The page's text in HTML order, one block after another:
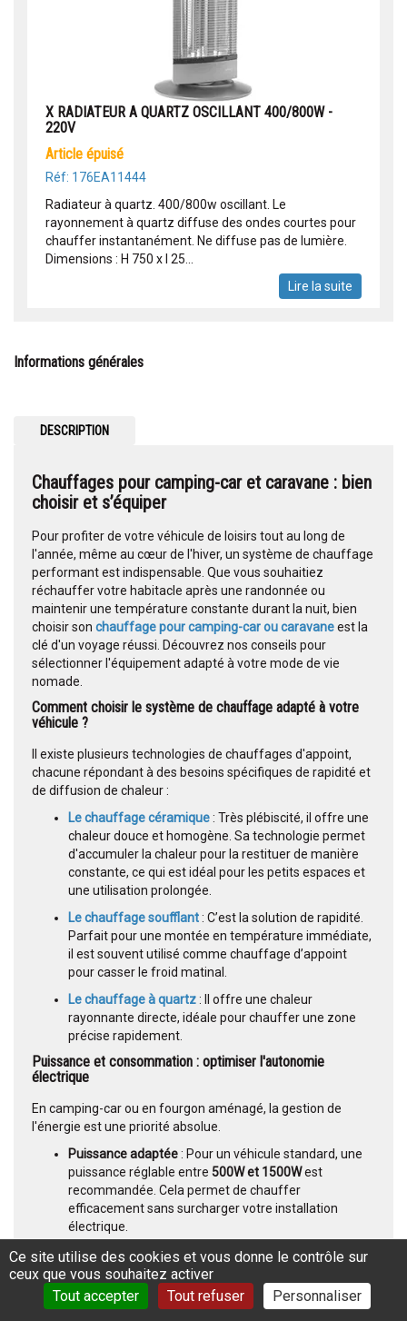
X RADIATEUR A QUARTZ OSCILLANT 400/800W -
220V
article épuisé
Réf: 176EA11444
Radiateur à quartz. 400/800w oscillant. Le
rayonnement à quartz diffuse des ondes courtes pour
chauffer instantanément. Ne diffuse pas de lumière.
Dimensions : H 750 x I 25...
Lire la suite
Informations générales
DESCRIPTION
Chauffages pour camping-car et caravane : bien
choisir et s’équiper
Pour profiter de votre véhicule de loisirs tout au long de
l'année, même au cœur de l'hiver, un système de chauffage
performant est indispensable. Que vous souhaitiez
réchauffer votre habitacle après une randonnée ou
maintenir une température constante durant la nuit, bien
choisir son chauffage pour camping-car ou caravaneest la
clé d'un voyage réussi. Découvrez nos conseils pour
sélectionner l'équipement adapté à votre mode de vie
nomade.
Comment choisir le système de chauffage adapté à votre
véhicule ?
Il existe plusieurs technologies de chauffages d'appoint,
chacune répondant à des besoins spécifiques de rapidité et
de diffusion de chaleur :
Le chauffage céramique: Très plébiscité, il offre une
chaleur douce et homogène. Sa technologie permet
d'accumuler la chaleur pour la restituer de manière
constante, ce qui est idéal pour les petits espaces et
une utilisation prolongée.
Le chauffage soufflant: C’est la solution de rapidité.
Parfait pour une montée en température immédiate,
il est souvent utilisé comme chauffage d’appoint
pour casser le froid matinal.
Le chauffage à quartz: Il offre une chaleur
rayonnante directe, idéale pour chauffer une zone
précise rapidement.
Puissance et consommation : optimiser l'autonomie
électrique
En camping-car ou en fourgon aménagé, la gestion de
l'énergie est une priorité absolue.
Puissance adaptée: Pour un véhicule standard, une
puissance réglable entre 500W et 1500West
recommandée. Cela permet de chauffer
efficacement sans surcharger votre installation
électrique.
Basse consommation: Privilégiez des modèles
équipés de plusieurs modes de réglage. Un
chauffage "Eco" permet de limiter la sollicitation de
vos batteries de cellule ou de ne pas faire disjoncter
Ce site utilise des cookies et vous donne le contrôle sur
ceux que vous souhaitez activer
Tout accepter
Tout refuser Personnaliser